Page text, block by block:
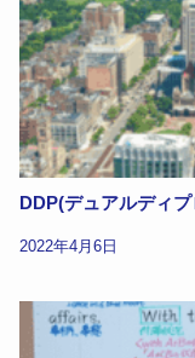
DDP(デュアルディ
2022年4月6日